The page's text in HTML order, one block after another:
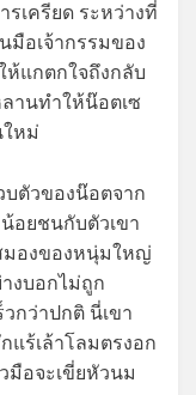
เครียด ระหว่างที่
มือเจ้ากรรมของ
ห้แกตกใจถึงกลับ
านทำให้น๊อตเซ
หม่
บตัวของน๊อตจาก
อยชนกับตัวเขา
มองของหนุ่มใหญ่
งบอกไม่ถูก
กว่าปกติ นี่เขา
แร้เล้าโลมตรงอก
มือจะเขี่ยหัวนม